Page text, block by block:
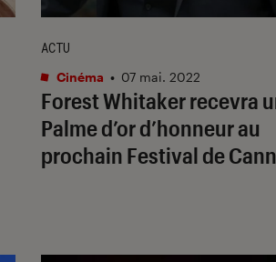
Forest Whitaker recevra
Palme d’or d’honneur au
prochain Festival de
ACTU
Cinéma • 07 mai. 2022